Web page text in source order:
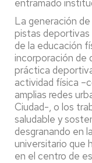
entramado
La generación
pistas deportivas
de la educación
incorporación de
práctica
actividad física
amplias redes
Ciudad-, o los
saludable y
desgranando en
universitario que
en el centro de